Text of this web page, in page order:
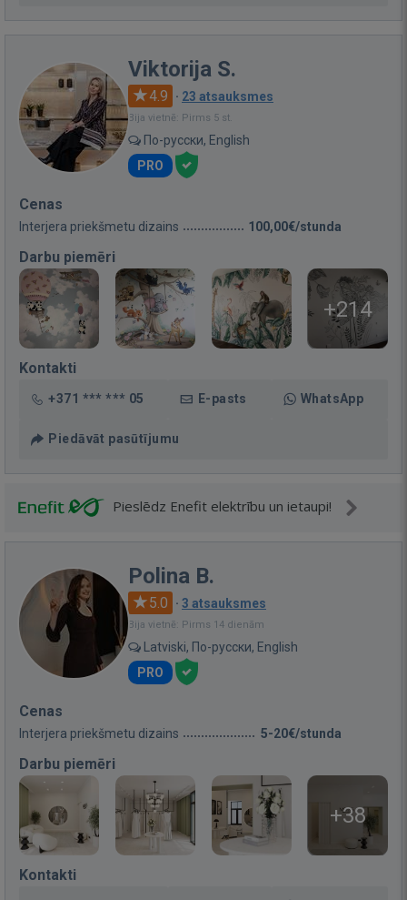
Viktorija S.
4.9 · 23 atsauksmes
Bija vietnē: Pirms 5 st.
По-русски, English
PRO
Cenas
Interjera priekšmetu dizains 100,00€/stunda
Darbu piemēri
+214
Kontakti
+371 *** *** 05 E-pasts WhatsApp
Piedāvāt pasūtījumu
Pieslēdz Enefit elektrību un ietaupi!
Polina B.
5.0 · 3 atsauksmes
Bija vietnē: Pirms 14 dienām
Latviski, По-русски, English
PRO
Cenas
Interjera priekšmetu dizains 5-20€/stunda
Darbu piemēri
+38
Kontakti